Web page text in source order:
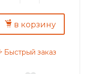
в корзину
Быстрый заказ